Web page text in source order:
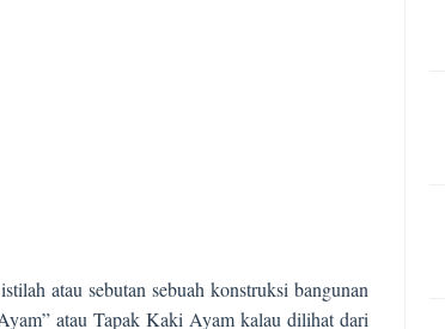
atau sebutan sebuah konstruksi bangunan
atau Tapak Kaki Ayam kalau dilihat dari